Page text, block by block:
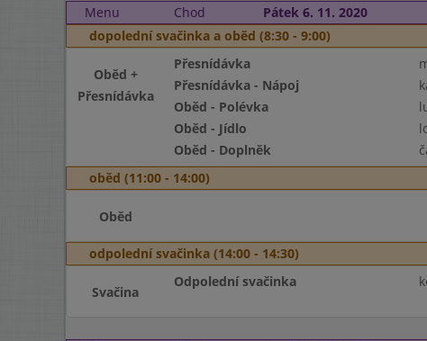
Menu Chod Pátek 6. 11. 2020
dopolední svačinka a oběd (8:30 - 9:00)
Oběd +
Přesnídávka
Přesnídávka
Přesnídávka - Nápoj
Oběd - Polévka
Oběd - Jídlo
Oběd - Doplněk
oběd (11:00 - 14:00)
Oběd
odpolední svačinka (14:00 - 14:30)
Svačina
Odpolední svačinka